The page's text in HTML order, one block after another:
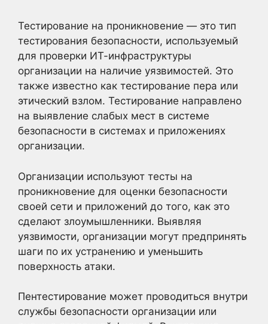
Тестирование на проникновение — это тип
тестирования безопасности, используемый
для проверки ИТ-инфраструктуры
организации на наличие уязвимостей. Это
также известно как тестирование пера или
этический взлом. Тестирование направлено
на выявление слабых мест в системе
безопасности в системах и приложениях
организации.
Организации используют тесты на
проникновение для оценки безопасности
своей сети и приложений до того, как это
сделают злоумышленники. Выявляя
уязвимости, организации могут предпринять
шаги по их устранению и уменьшить
поверхность атаки.
Пентестирование может проводиться внутри
службы безопасности организации или